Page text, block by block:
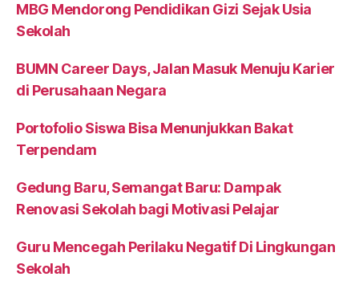
MBG Mendorong Pendidikan Gizi Sejak Usia
Sekolah
BUMN Career Days, Jalan Masuk Menuju Karier
di Perusahaan Negara
Portofolio Siswa Bisa Menunjukkan Bakat
Terpendam
Gedung Baru, Semangat Baru: Dampak
Renovasi Sekolah bagi Motivasi Pelajar
Guru Mencegah Perilaku Negatif Di Lingkungan
Sekolah